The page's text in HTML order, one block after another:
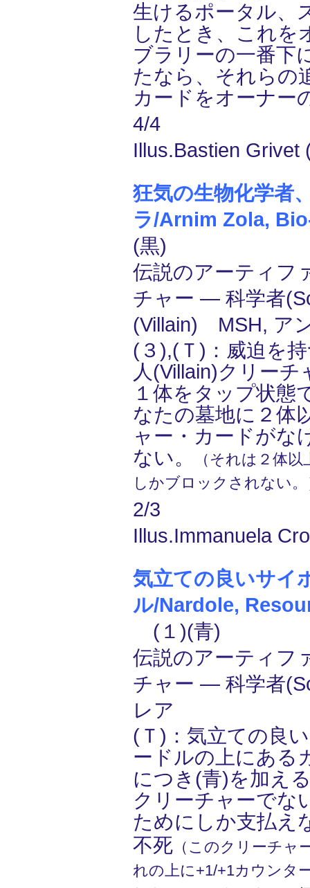
生けるポータル、
したとき、これを
ブラリーの一番下
たなら、それらの
カードをオーナー
4/4
Illus.Bastien Grivet
狂気の生物化学者
ラ/Arnim Zola,
(黒)
伝説のアーティフ
チャー ― 科学者
(Villain) MSH, ア
(３),(Ｔ)：威迫を
人(Villain)クリー
１体をタップ状態
なたの墓地に２体
ャー・カードがな
ない。
（それは２体
しかブロックされない。
2/3
Illus.Immanuela
気立ての良いサイ
ル/Nardole,
(１)(青)
伝説のアーティフ
チャー ― 科学者
レア
(Ｔ)：気立ての良
ードルの上にある
につき(青)を加え
クリーチャーでな
ためにしか支払え
不死 （このクリーチャ
れの上に+1/+1カウンタ